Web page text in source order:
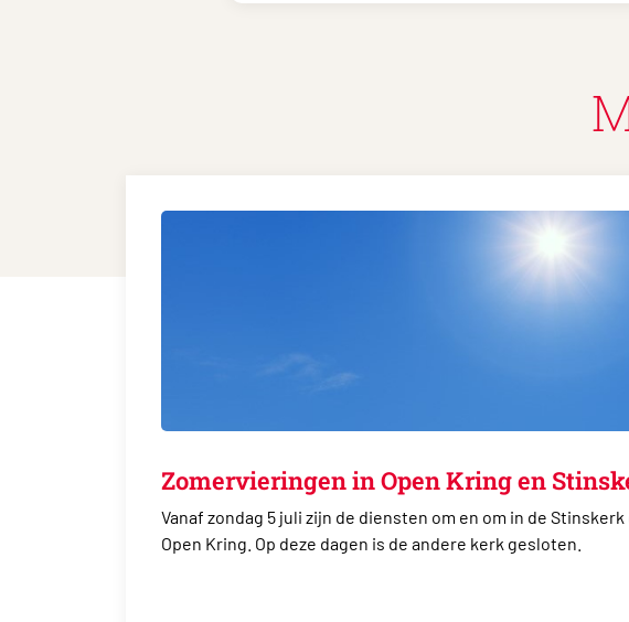
Zomervieringen in Open Kring en
Vanaf zondag 5 juli zijn de diensten om en om in de Stinskerk
Open Kring. Op deze dagen is de andere kerk gesloten.